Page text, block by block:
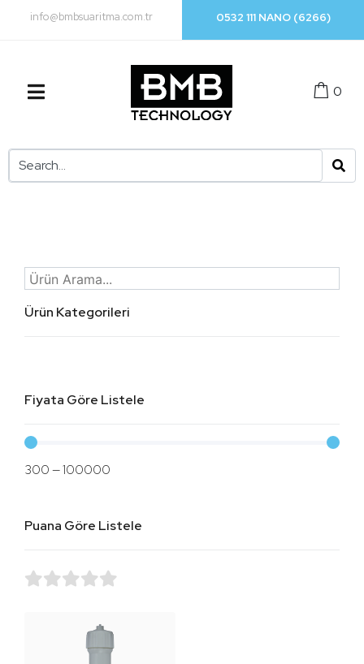
info@bmbsuaritma.com.tr 0532 111 NANO (6266)
0
Ürün Kategorileri
Fiyata Göre Listele
300 —100000
Puana Göre Listele